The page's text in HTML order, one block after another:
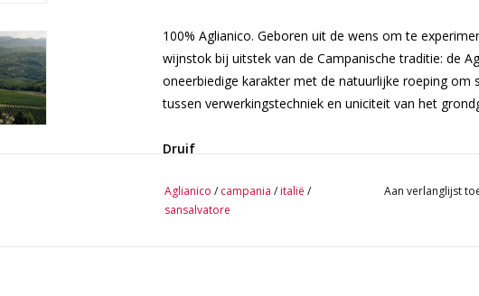
100% Aglianico. Geboren uit de wens om te
wijnstok bij uitstek van de Campanische traditie: de
oneerbiedige karakter met de natuurlijke roeping om
tussen verwerkingstechniek en uniciteit van het
Druif
Herkomst
Aglianico / campania /italië /
sansalvatore
Aan verlanglijst